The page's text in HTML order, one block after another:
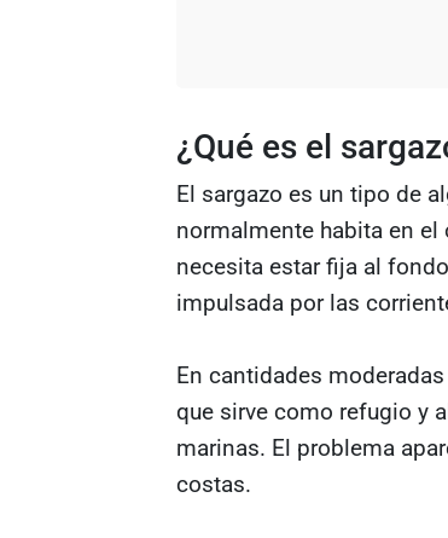
¿Qué es el
El sargazo es un tipo de
normalmente habita en
necesita estar fija al
impulsada por las
En cantidades
que sirve como refugio y
marinas. El problema
costas.